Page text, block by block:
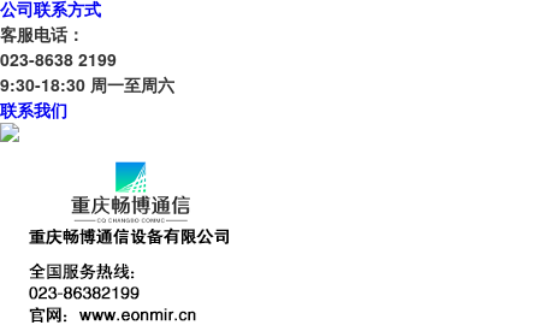
公司联系方式
客服电话：
023-8638 2199
9:30-18:30 周一至周六
联系我们